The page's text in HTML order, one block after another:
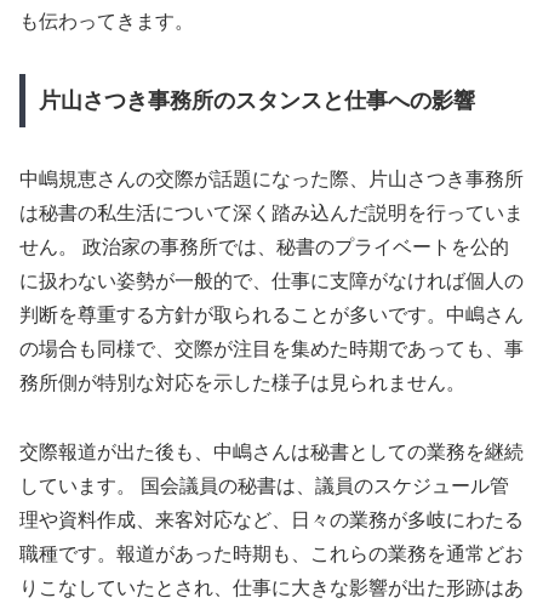
も伝わってきます。
片山さつき事務所のスタンスと仕事への影響
中嶋規恵さんの交際が話題になった際、片山さつき事務所
は秘書の私生活について深く踏み込んだ説明を行っていま
せん。 政治家の事務所では、秘書のプライベートを公的
に扱わない姿勢が一般的で、仕事に支障がなければ個人の
判断を尊重する方針が取られることが多いです。中嶋さん
の場合も同様で、交際が注目を集めた時期であっても、事
務所側が特別な対応を示した様子は見られません。
交際報道が出た後も、中嶋さんは秘書としての業務を継続
しています。 国会議員の秘書は、議員のスケジュール管
理や資料作成、来客対応など、日々の業務が多岐にわたる
職種です。報道があった時期も、これらの業務を通常どお
りこなしていたとされ、仕事に大きな影響が出た形跡はあ